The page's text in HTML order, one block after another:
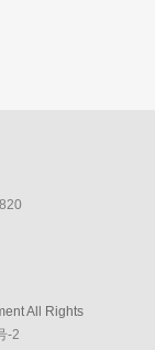
All Rights
-2